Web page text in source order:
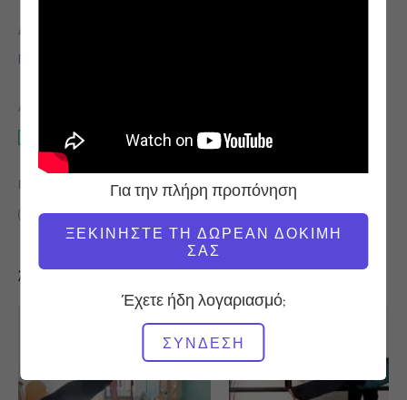
Για την πλήρη προπόνηση
ΞΕΚΙΝΉΣΤΕ ΤΗ ΔΩΡΕΆΝ ΔΟΚΙΜΉ
ΣΑΣ
Έχετε ήδη λογαριασμό;
ΣΎΝΔΕΣΗ
ΔΆΣΚΑΛΟΣ
Fabien Menegon
ΑΠΑΙΤΟΎΜΕΝΟΣ ΕΞΟΠΛΙΣΜΌΣ
Reformer
ΒΡΕΊΤΕ ΠΑΡΌΜΟΙΕΣ ΤΆΞΕΙΣ ΓΙΑ
30 - 40 λεπτά
Reformer
Άλλες προπονήσεις που μπορεί να σας αρέσουν